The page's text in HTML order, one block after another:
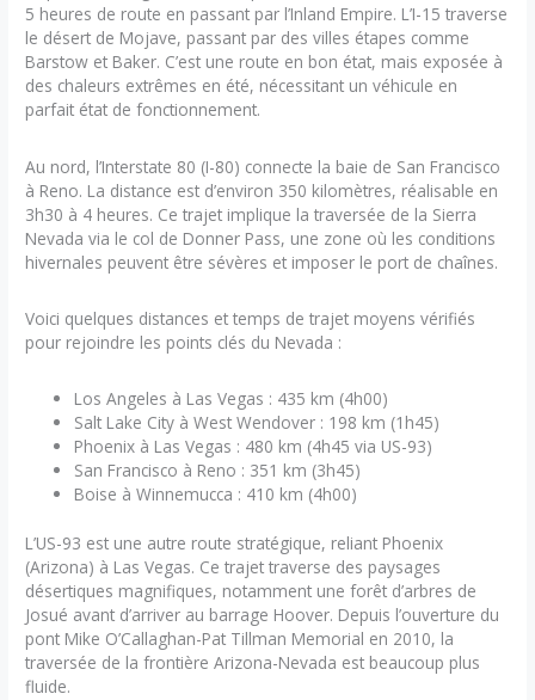
5 heures de route en passant par l’Inland Empire. L’I-15 traverse
le désert de Mojave, passant par des villes étapes comme
Barstow et Baker. C’est une route en bon état, mais exposée à
des chaleurs extrêmes en été, nécessitant un véhicule en
parfait état de fonctionnement.
Au nord, l’Interstate 80 (I-80) connecte la baie de San Francisco
à Reno. La distance est d’environ 350 kilomètres, réalisable en
3h30 à 4 heures. Ce trajet implique la traversée de la Sierra
Nevada via le col de Donner Pass, une zone où les conditions
hivernales peuvent être sévères et imposer le port de chaînes.
Voici quelques distances et temps de trajet moyens vérifiés
pour rejoindre les points clés du Nevada :
Los Angeles à Las Vegas : 435 km (4h00)
Salt Lake City à West Wendover : 198 km (1h45)
Phoenix à Las Vegas : 480 km (4h45 via US-93)
San Francisco à Reno : 351 km (3h45)
Boise à Winnemucca : 410 km (4h00)
L’US-93 est une autre route stratégique, reliant Phoenix
(Arizona) à Las Vegas. Ce trajet traverse des paysages
désertiques magnifiques, notamment une forêt d’arbres de
Josué avant d’arriver au barrage Hoover. Depuis l’ouverture du
pont Mike O’Callaghan-Pat Tillman Memorial en 2010, la
traversée de la frontière Arizona-Nevada est beaucoup plus
fluide.